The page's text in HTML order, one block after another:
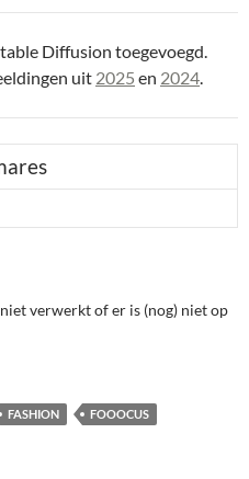
Diffusion toegevoegd.
uit 2025 en 2024.
verwerkt of er is (nog) niet op
FASHION
FOOOCUS